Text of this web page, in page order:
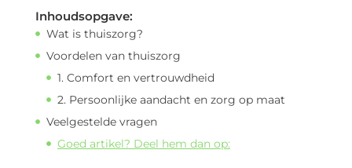
Inhoudsopgave:
Wat is thuiszorg?
Voordelen van thuiszorg
1. Comfort en vertrouwdheid
2. Persoonlijke aandacht en zorg op maat
Veelgestelde vragen
Goed artikel? Deel hem dan op: